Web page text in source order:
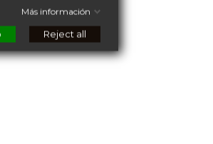
Más información
Reject all